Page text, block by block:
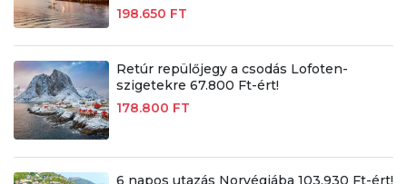
198.650 FT
Retúr repülőjegy a csodás Lofoten-
szigetekre 67.800 Ft-ért!
178.800 FT
6 napos utazás Norvégiába 103.930 Ft-ért!